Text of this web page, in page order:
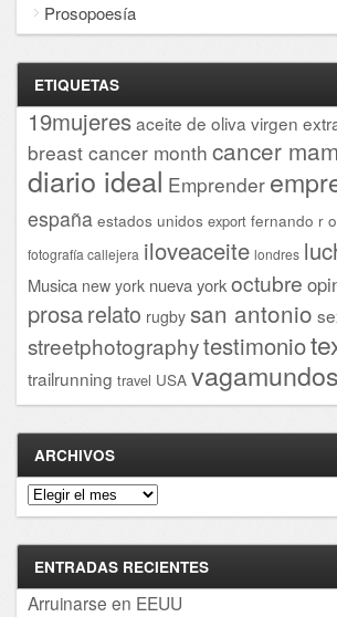
Prosopoesía
ETIQUETAS
19mujeresaceite de oliva virgen
breast cancer month cancer
diario ideal Emprender
españa estados unidos export fernando r
fotografía callejera iloveaceite londres
Musica new york nueva yorkoctubre
prosarelato rugby san antonio
streetphotographytestimonio
trailrunning travel USA vagamundos
ARCHIVOS
Archivos
ENTRADAS RECIENTES
Arruinarse en EEUU